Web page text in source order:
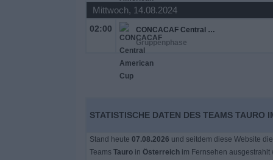
Mittwoch, 14.08.2024
02:00
CONCACAF Central American Cup
Gruppenphase
STATISTISCHE DATEN DES TEAMS TAURO
Stand heute 07.08.2026 und seitdem diese Website
Teams Tauroin Österreichim Fernsehen ausgestrahlt